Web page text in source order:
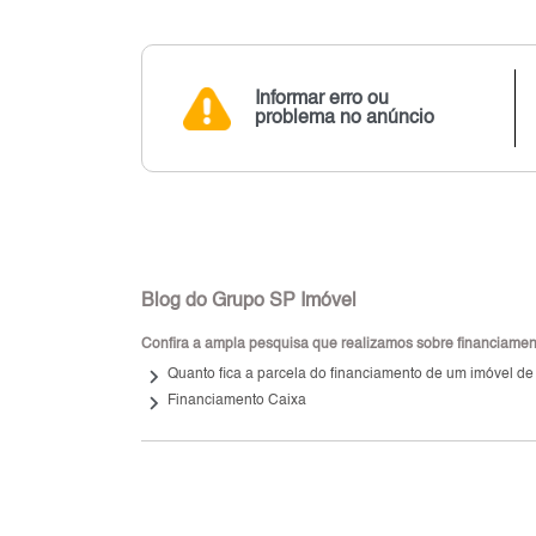
Informar erro ou
problema no anúncio
Blog do Grupo SP Imóvel
Confira a ampla pesquisa que realizamos sobre
keyboard_arrow_right Quanto fica a parcela do financiamento de um imóvel
keyboard_arrow_right Financiamento Caixa